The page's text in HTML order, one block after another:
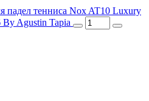
падел тенниса Nox AT10 Luxury
Agustin Tapia